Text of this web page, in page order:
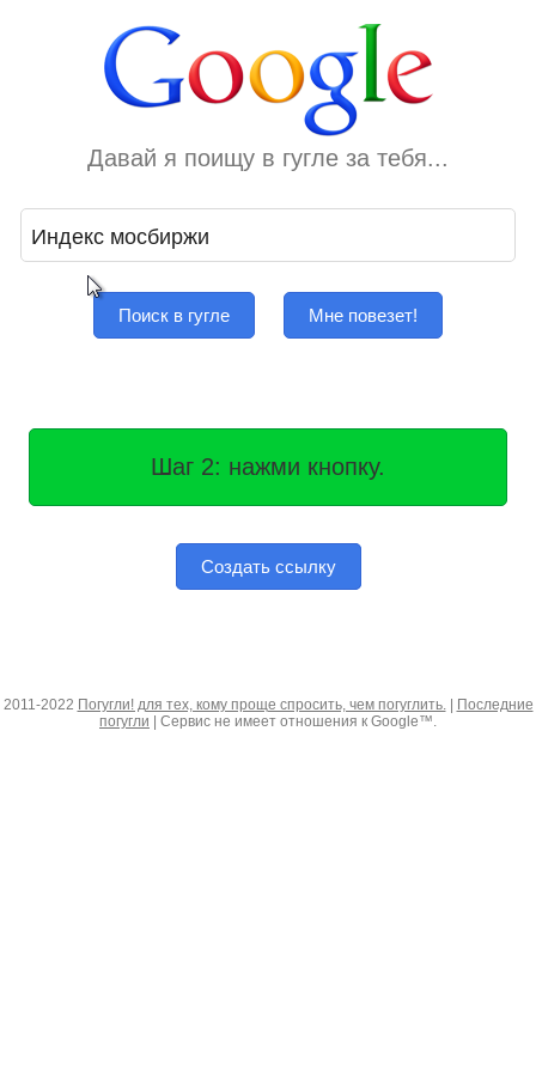
Давай я поищу в гугле за тебя...
Поиск в гугле Мне повезет!
Шаг 2: нажми кнопку.
Создать ссылку
2011-2022 Погугли! для тех, кому проще спросить, чем погуглить.|
Последние
погугли | Сервис не имеет отношения к Google™.